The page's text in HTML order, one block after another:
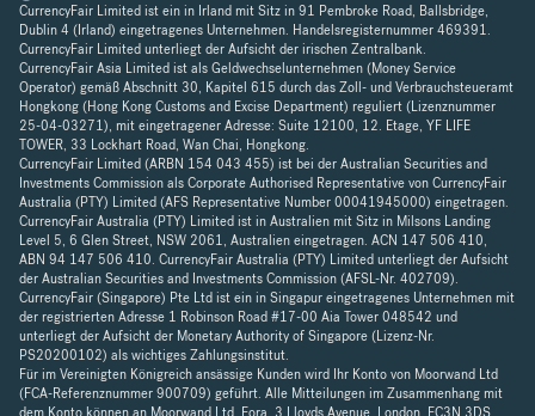
CurrencyFair Limited ist ein in Irland mit Sitz in 91 Pembroke Road, Ballsbridge,
Dublin 4 (Irland) eingetragenes Unternehmen. Handelsregisternummer 469391.
CurrencyFair Limited unterliegt der Aufsicht der irischen Zentralbank.
CurrencyFair Asia Limited ist als Geldwechselunternehmen (Money Service
Operator) gemäß Abschnitt 30, Kapitel 615 durch das Zoll- und Verbrauchsteueramt
Hongkong (Hong Kong Customs and Excise Department) reguliert (Lizenznummer
25-04-03271), mit eingetragener Adresse: Suite 12100, 12. Etage, YF LIFE
TOWER, 33 Lockhart Road, Wan Chai, Hongkong.
CurrencyFair Limited (ARBN 154 043 455) ist bei der Australian Securities and
Investments Commission als Corporate Authorised Representative von CurrencyFair
Australia (PTY) Limited (AFS Representative Number 00041945000) eingetragen.
CurrencyFair Australia (PTY) Limited ist in Australien mit Sitz in Milsons Landing
Level 5, 6 Glen Street, NSW 2061, Australien eingetragen. ACN 147 506 410,
ABN 94 147 506 410. CurrencyFair Australia (PTY) Limited unterliegt der Aufsicht
der Australian Securities and Investments Commission (AFSL-Nr. 402709).
CurrencyFair (Singapore) Pte Ltd ist ein in Singapur eingetragenes Unternehmen mit
der registrierten Adresse 1 Robinson Road #17-00 Aia Tower 048542 und
unterliegt der Aufsicht der Monetary Authority of Singapore (Lizenz-Nr.
PS20200102) als wichtiges Zahlungsinstitut.
Für im Vereinigten Königreich ansässige Kunden wird Ihr Konto von Moorwand Ltd
(FCA-Referenznummer 900709) geführt. Alle Mitteilungen im Zusammenhang mit
dem Konto können an Moorwand Ltd, Fora, 3 Lloyds Avenue, London, EC3N 3DS,